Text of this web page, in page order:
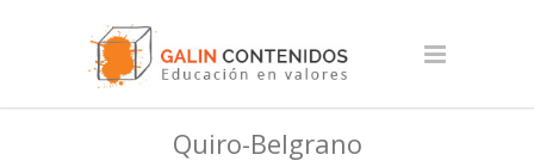
Quiro-Belgrano